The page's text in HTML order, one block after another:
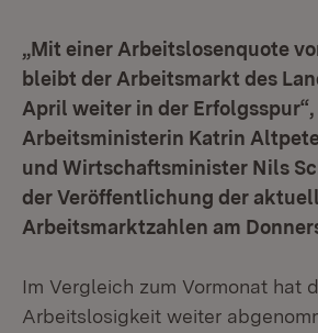
„Mit einer Arbeitslosenquote
bleibt der Arbeitsmarkt des
April weiter in der
Arbeitsministerin Katrin
und Wirtschaftsminister Nils
der Veröffentlichung der
Arbeitsmarktzahlen am
Im Vergleich zum Vormonat hat
Arbeitslosigkeit weiter